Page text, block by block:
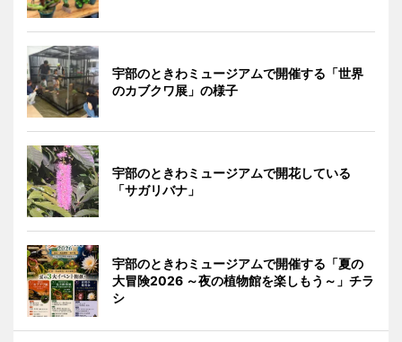
宇部のときわミュージアムで開催する「世界
のカブクワ展」の様子
宇部のときわミュージアムで開花している
「サガリバナ」
宇部のときわミュージアムで開催する「夏の
大冒険2026 ～夜の植物館を楽しもう～」チラ
シ